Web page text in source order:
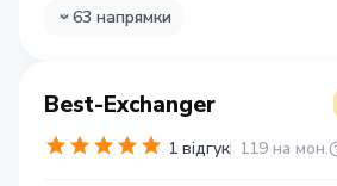
63 напрямки
Best-Exchanger
1 відгук 119 на мон.